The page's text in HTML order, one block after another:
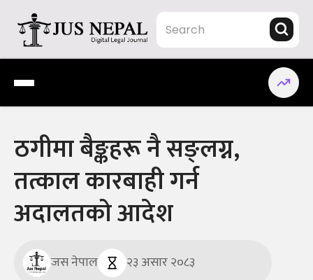
content
Jus Nepal | www.jusnepal.com
Digital Legal Journal
ठगीमा बैङ्कहरू नै सङ्लग्न,
तत्काल कारबाही गर्न
अदालतको आदेश
जस नेपाल २३ असार २०८३